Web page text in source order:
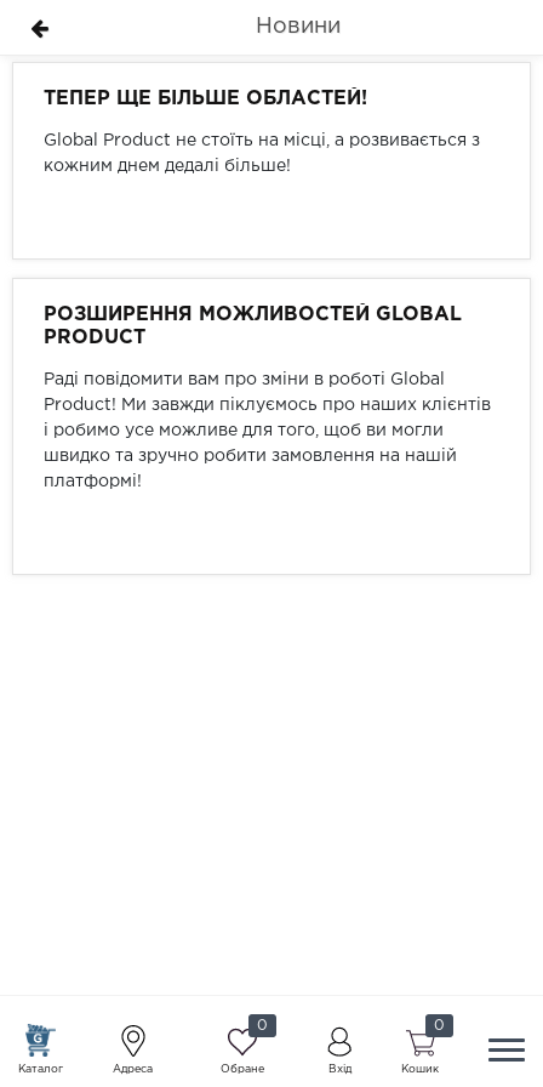
Каталог Адреса
0
Обране Вхід
0
Кошик
Новини
ТЕПЕР ЩЕ БІЛЬШЕ ОБЛАСТЕЙ!
Global Product не стоїть на місці, а розвивається з
кожним днем дедалі більше!
РОЗШИРЕННЯ МОЖЛИВОСТЕЙ GLOBAL
PRODUCT
Раді повідомити вам про зміни в роботі Global
Product! Ми завжди піклуємось про наших клієнтів
і робимо усе можливе для того, щоб ви могли
швидко та зручно робити замовлення на нашій
платформі!